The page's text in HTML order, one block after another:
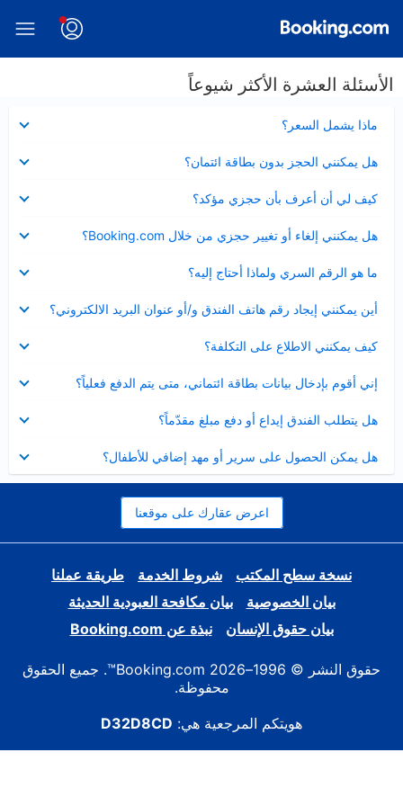
الأسئلة العشرة الأكثر شيوعاً
ماذا يشمل السعر؟
مصغر
هل يمكنني الحجز بدون بطاقة ائتمان؟
مصغر
كيف لي أن أعرف بأن حجزي مؤكد؟
مصغر
هل يمكنني إلغاء أو تغيير حجزي من خلال Booking.com؟
مصغر
ما هو الرقم السري ولماذا أحتاج إليه؟
مصغر
أين يمكنني إيجاد رقم هاتف الفندق و/أو عنوان البريد الالكتروني؟
عرض
مصغر
كيف يمكنني الاطلاع على التكلفة؟
مصغر
إني أقوم بإدخال بيانات بطاقة ائتماني، متى يتم الدفع فعلياً؟
مصغر
هل يتطلب الفندق إيداع أو دفع مبلغ مقدّماً؟
مصغر
هل يمكن الحصول على سرير أو مهد إضافي للأطفال؟
مصغر
اعرض عقارك على موقعنا
نسخة سطح المكتب شروط الخدمة
طريقة عملنا
بيان الخصوصية
بيان مكافحة العبودية الحديثة
بيان حقوق الإنسان
نبذة عن Booking.com
حقوق النشر © 1996–2026 Booking.com™. جميع الحقوق
محفوظة.
هويتكم المرجعية هي: D32D8CD